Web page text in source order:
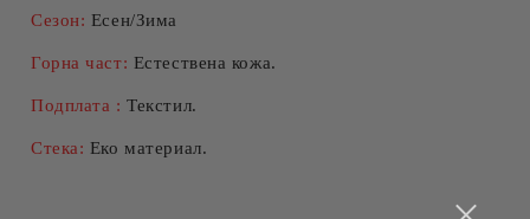
Сезон: Есен/Зима
Горна част: Естествена кожа.
Подплата :Текстил.
Стека: Еко материал.